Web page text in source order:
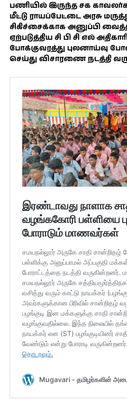
பணியில் இருந்த சக
மீட்டு ராயப்பேட்டை அரசு
சிகிச்சைக்காக அனுப்பி
ஏற்படுத்திய சி பி சி எல்
போக்குவரத்து புலனாய்வு
செய்து விசாரணை நடத்தி